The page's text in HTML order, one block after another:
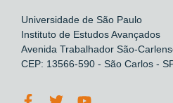
Universidade de São Paulo
Instituto de Estudos Avançados
Avenida Trabalhador São-
CEP: 13566-590 - São Carlos -